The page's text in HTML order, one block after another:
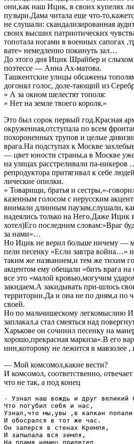
они,как наш Ицик, в своих купелях
пузыри.Дама читала еще что-
не слушали: скандализированная
своих высших патриотических
топотала ногами в военных сапогах
вате» немедленно покинуть зал…
До этого дня Ицик Шрайбер и слыхом
поэтессе — Анна Ах-матова.
Ташкентские улицы обсажены
догонял голос, доле-тающий из
» А за окном шелестят тополя:
» Нет на земле твоего короля.»
Это был сорок первый год.Красная
окруженная,отступала по всем
похороненных трупов и целые
врага.На подступах к Москве
— цвет юности страны,а в Москве
на улицах расстреливали па-
репродуктора притягивал к себе
лические опилки.
» Товарищи, братья и сестры,»-
казенным голосом с нерусским
внимали длинным паузам,слушали,
надеялись только на Него.Даже Ицик
хотел)Его последним словам:»Враг
за нами»…
Но Ицик не верил больше ничему —
пели песенку «Если завтра война…»
таким же названием,и тем же тихим
акцентом ему обещали «бить врага
все это «малой кровью,могучим
закидаем.А закидывать при-шлось
территории.Да и она не по дням,а по
своей.
Но по мальчишескому легкомыслию
заплакал,а стал смеяться над
Харькове он сочинил песенку на
хорошо,прекрасная маркиза».В его
нин,которому не лежится в мавзолее ,
— Мой комсомол,какие вести?
И комсомол, соответственно,
что не так, а под конец
- Узнал наш вождь и друг великий
Что погубил себя и нас,
Узнал,что мы,увы ,в капкан
И обосрался в тот же час.
Он заперся в стенах Кремля,
И запылала вся земля,
На пламя немец прилетел